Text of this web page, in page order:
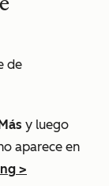
de
y luego
aparece en
>